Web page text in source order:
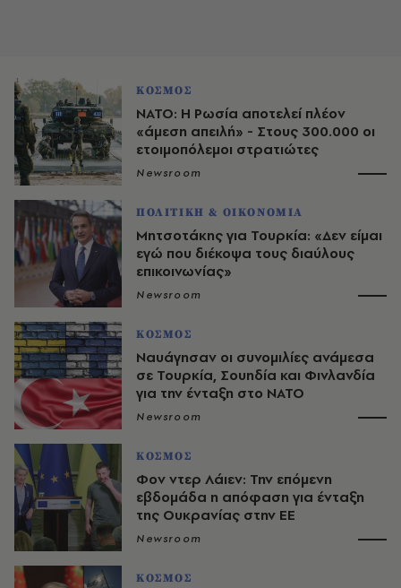
ΚΟΣΜΟΣ
ΝΑΤΟ: Η Ρωσία αποτελεί πλέον
«άμεση απειλή» - Στους 300.000 οι
ετοιμοπόλεμοι στρατιώτες
Newsroom
ΠΟΛΙΤΙΚΗ & ΟΙΚΟΝΟΜΙΑ
Μητσοτάκης για Τουρκία: «Δεν είμαι
εγώ που διέκοψα τους διαύλους
επικοινωνίας»
Newsroom
ΚΟΣΜΟΣ
Ναυάγησαν οι συνομιλίες ανάμεσα
σε Τουρκία, Σουηδία και Φινλανδία
για την ένταξη στο ΝΑΤΟ
Newsroom
ΚΟΣΜΟΣ
Φον ντερ Λάιεν: Την επόμενη
εβδομάδα η απόφαση για ένταξη
της Ουκρανίας στην ΕΕ
Newsroom
ΚΟΣΜΟΣ